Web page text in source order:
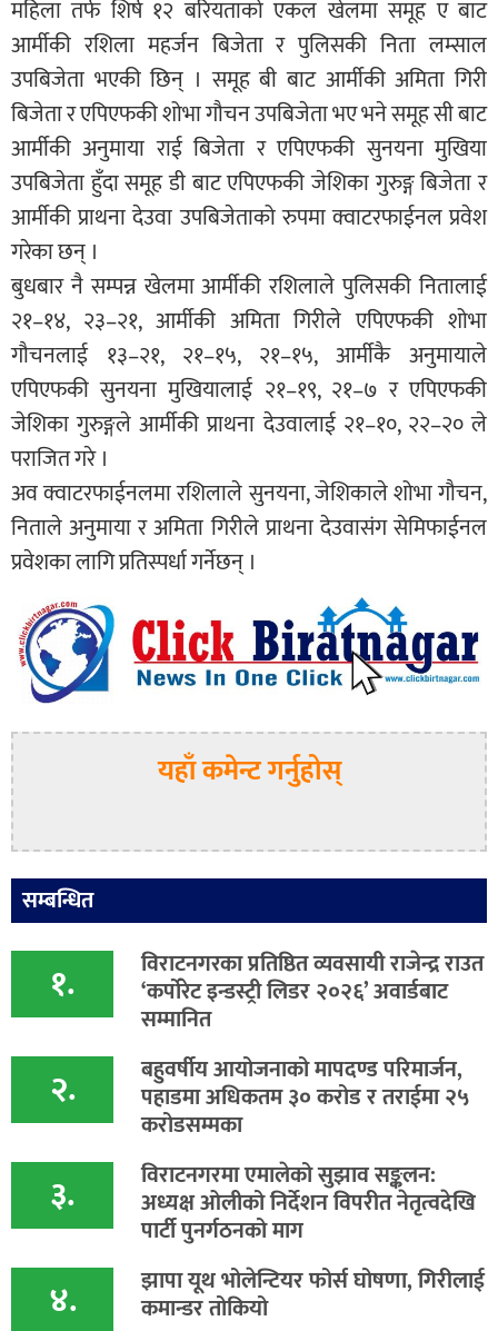
महिला तर्फ शिर्ष १२ बरियताको एकल खेलमा समूह ए बाट
आर्मीकी रशिला महर्जन बिजेता र पुलिसकी निता लम्साल
उपबिजेता भएकी छिन् । समूह बी बाट आर्मीकी अमिता गिरी
बिजेता र एपिएफकी शोभा गौचन उपबिजेता भए भने समूह सी बाट
आर्मीकी अनुमाया राई बिजेता र एपिएफकी सुनयना मुखिया
उपबिजेता हुँदा समूह डी बाट एपिएफकी जेशिका गुरुङ्ग बिजेता र
आर्मीकी प्राथना देउवा उपबिजेताको रुपमा क्वाटरफाईनल प्रवेश
गरेका छन् ।
बुधबार नै सम्पन्न खेलमा आर्मीकी रशिलाले पुलिसकी नितालाई
२१–१४, २३–२१, आर्मीकी अमिता गिरीले एपिएफकी शोभा
गौचनलाई १३–२१, २१–१५, २१–१५, आर्मीकै अनुमायाले
एपिएफकी सुनयना मुखियालाई २१–१९, २१–७ र एपिएफकी
जेशिका गुरुङ्गले आर्मीकी प्राथना देउवालाई २१–१०, २२–२० ले
पराजित गरे ।
अव क्वाटरफाईनलमा रशिलाले सुनयना, जेशिकाले शोभा गौचन,
निताले अनुमाया र अमिता गिरीले प्राथना देउवासंग सेमिफाईनल
प्रवेशका लागि प्रतिस्पर्धा गर्नेछन् ।
यहाँ कमेन्ट गर्नुहोस्
सम्बन्धित
१. विराटनगरका प्रतिष्ठित व्यवसायी राजेन्द्र राउत
‘कर्पोरेट इन्डस्ट्री लिडर २०२६’ अवार्डबाट
सम्मानित
२. बहुवर्षीय आयोजनाको मापदण्ड परिमार्जन,
पहाडमा अधिकतम ३० करोड र तराईमा २५
करोडसम्मका
३. विराटनगरमा एमालेको सुझाव सङ्कलन:
अध्यक्ष ओलीको निर्देशन विपरीत नेतृत्वदेखि
पार्टी पुनर्गठनको माग
४. झापा यूथ भोलेन्टियर फोर्स घोषणा, गिरीलाई
कमान्डर तोकियो